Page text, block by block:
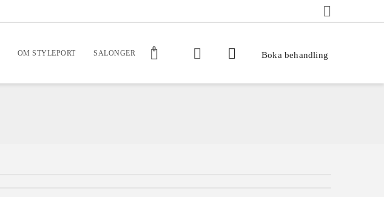
OM STYLEPORT SALONGER 0
Boka behandling